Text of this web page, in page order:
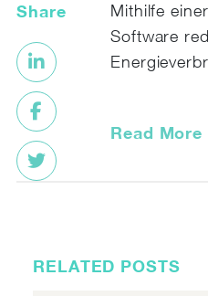
Share
Mithilfe
Software
Read More
RELATED POSTS